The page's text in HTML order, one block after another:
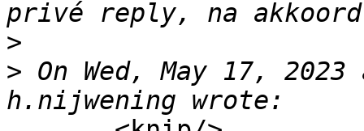
>
> On Wed, May 17,